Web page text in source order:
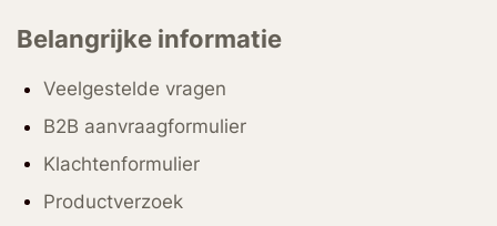
Belangrijke informatie
Veelgestelde vragen
B2B aanvraagformulier
Klachtenformulier
Productverzoek